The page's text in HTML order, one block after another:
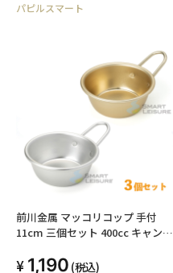
パピルスマート
前川金属 マッコリコップ 手付
11cm 三個セット 400cc キャンプ
ッコリカップ
1,190 (税込)